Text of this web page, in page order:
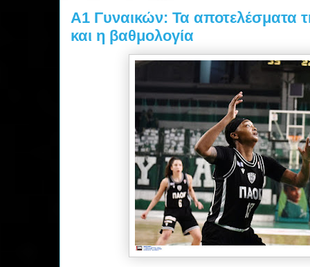
Α1 Γυναικών: Τα αποτελέσματα
και η βαθμολογία